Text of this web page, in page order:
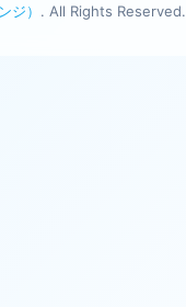
） . All Rights Reserved.